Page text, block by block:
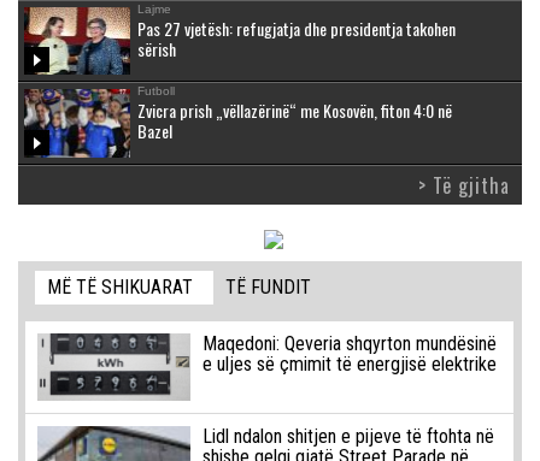
Lajme
Pas 27 vjetësh: refugjatja dhe presidentja takohen
sërish
Futboll
Zvicra prish „vëllazërinë“ me Kosovën, fiton 4:0 në
Bazel
> Të gjitha
MË TË SHIKUARAT TË FUNDIT
Maqedoni: Qeveria shqyrton mundësinë
e uljes së çmimit të energjisë elektrike
Lidl ndalon shitjen e pijeve të ftohta në